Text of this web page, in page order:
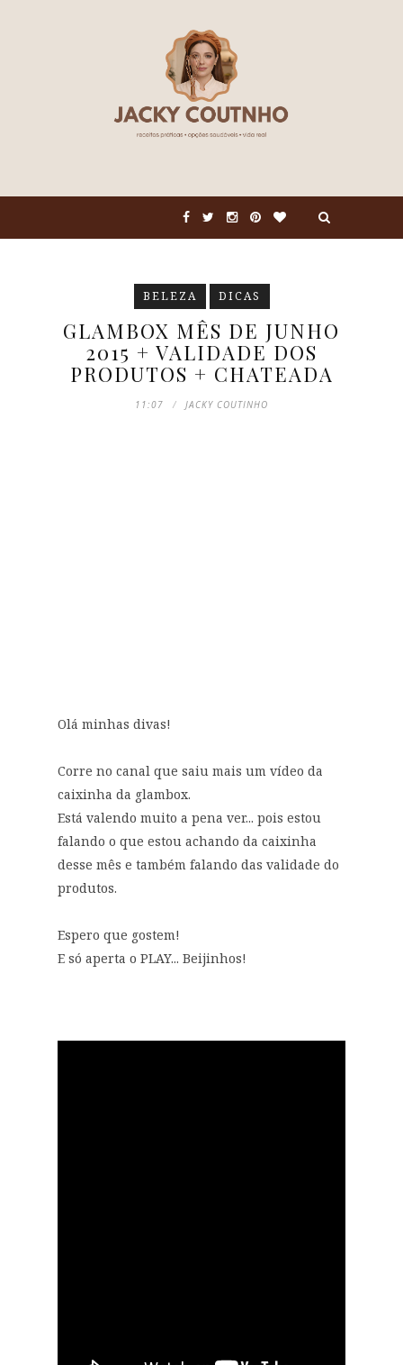
BELEZA DICAS
GLAMBOX MÊS DE JUNHO
2015 + VALIDADE DOS
PRODUTOS + CHATEADA
11:07 JACKY COUTINHO
Olá minhas divas!
Corre no canal que saiu mais um vídeo da
caixinha da glambox.
Está valendo muito a pena ver... pois estou
falando o que estou achando da caixinha
desse mês e também falando das validade do
produtos.
Espero que gostem!
E só aperta o PLAY... Beijinhos!